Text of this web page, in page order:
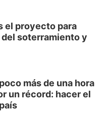
el proyecto para
soterramiento y
más de una hora
un récord: hacer el